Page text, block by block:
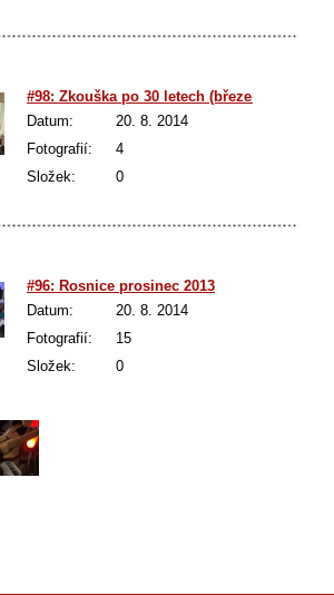
#98: Zkouška po 30 letech (březen 2013)
Datum:
20. 8. 2014
Fotografií:
4
Složek:
0
#96: Rosnice prosinec 2013
Datum:
20. 8. 2014
Fotografií:
15
Složek:
0